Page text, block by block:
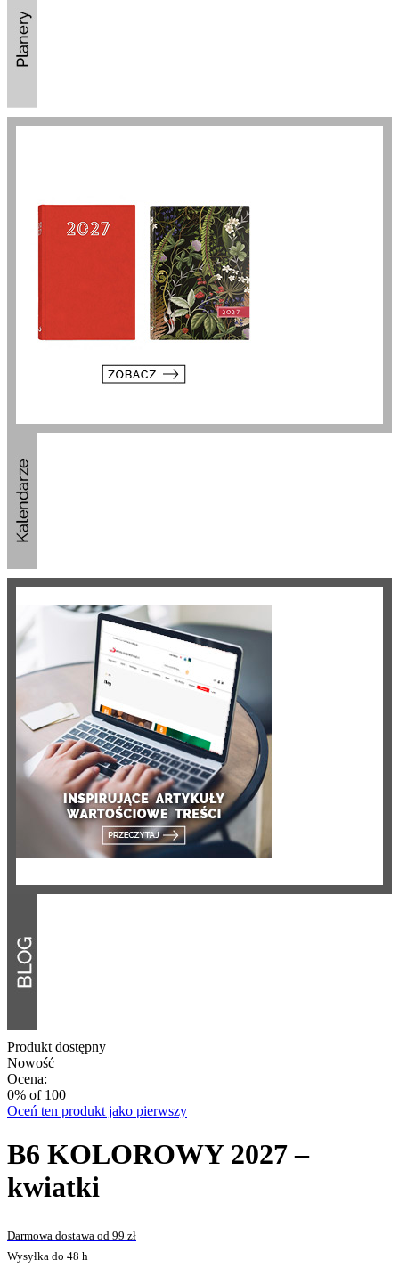
Produkt dostępny
Nowość
Ocena:
0% of 100
Oceń ten produkt jako pierwszy
B6 KOLOROWY 2027 –
kwiatki
Darmowa dostawa od 99 zł
Wysyłka do 48 h